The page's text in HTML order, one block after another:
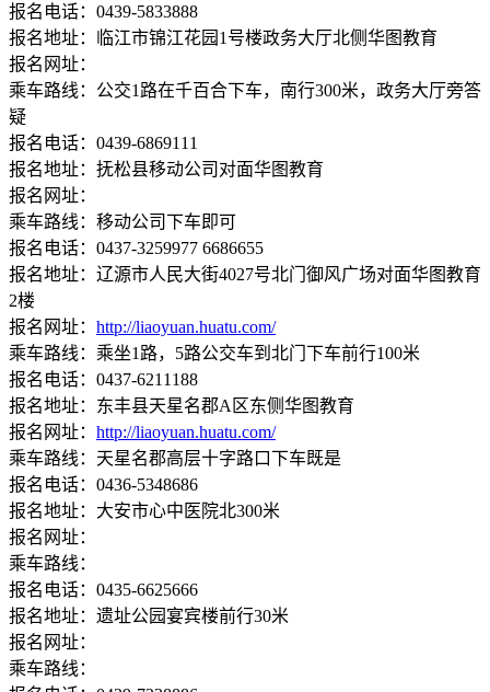
报名电话：0439-5833888
报名地址：临江市锦江花园1号楼政务大厅北侧华图教育
报名网址：
乘车路线：公交1路在千百合下车，南行300米，政务大厅旁答
疑
报名电话：0439-6869111
报名地址：抚松县移动公司对面华图教育
报名网址：
乘车路线：移动公司下车即可
报名电话：0437-3259977 6686655
报名地址：辽源市人民大街4027号北门御风广场对面华图教育
2楼
报名网址： http://liaoyuan.huatu.com/
乘车路线：乘坐1路，5路公交车到北门下车前行100米
报名电话：0437-6211188
报名地址：东丰县天星名郡A区东侧华图教育
报名网址： http://liaoyuan.huatu.com/
乘车路线：天星名郡高层十字路口下车既是
报名电话：0436-5348686
报名地址：大安市心中医院北300米
报名网址：
乘车路线：
报名电话：0435-6625666
报名地址：遗址公园宴宾楼前行30米
报名网址：
乘车路线：